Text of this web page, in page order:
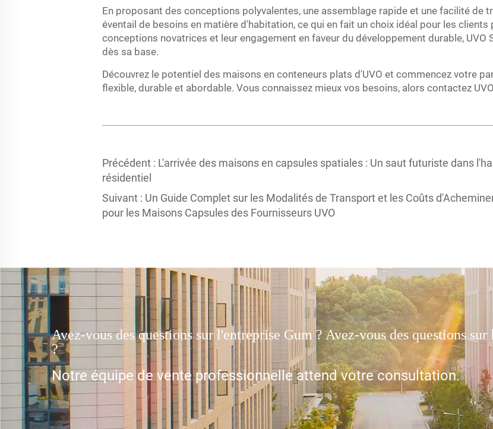
En proposant des conceptions polyvalentes, une assemblage rapide et une facilité de
éventail de besoins en matière d'habitation, ce qui en fait un choix idéal pour les
conceptions novatrices et leur engagement en faveur du développement durable,
dès sa base.
Découvrez le potentiel des maisons en conteneurs plats d'UVO et commencez votre
flexible, durable et abordable. Vous connaissez mieux vos besoins, alors contactez
Précédent : L'arrivée des maisons en capsules spatiales : Un saut futuriste dans
résidentiel
Suivant : Un Guide Complet sur les Modalités de Transport et les Coûts
pour les Maisons Capsules des Fournisseurs UVO
Avez-vous des questions sur l'entreprise Gum ? Avez-vous des questions
?
Notre équipe de vente professionnelle attend votre consultation.